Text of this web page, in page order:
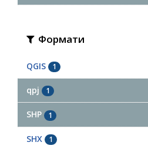
Формати
QGIS 1
qpj 1
SHP 1
SHX 1